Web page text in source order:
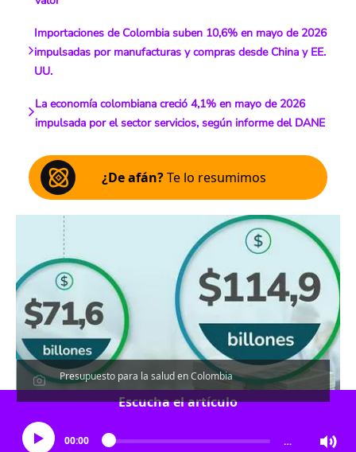
Importaciones de Colombia suben 10,6% en mayo de 2026
impulsadas por manufacturas y compras desde China y EE.
UU.
La economía colombiana creció 4,1% en mayo de 2026
impulsada por el sector servicios, según informe del DANE
¿De afán?Te lo resumimos
Presupuesto para la salud en Colombia
Escucha el artículo
00:00 …